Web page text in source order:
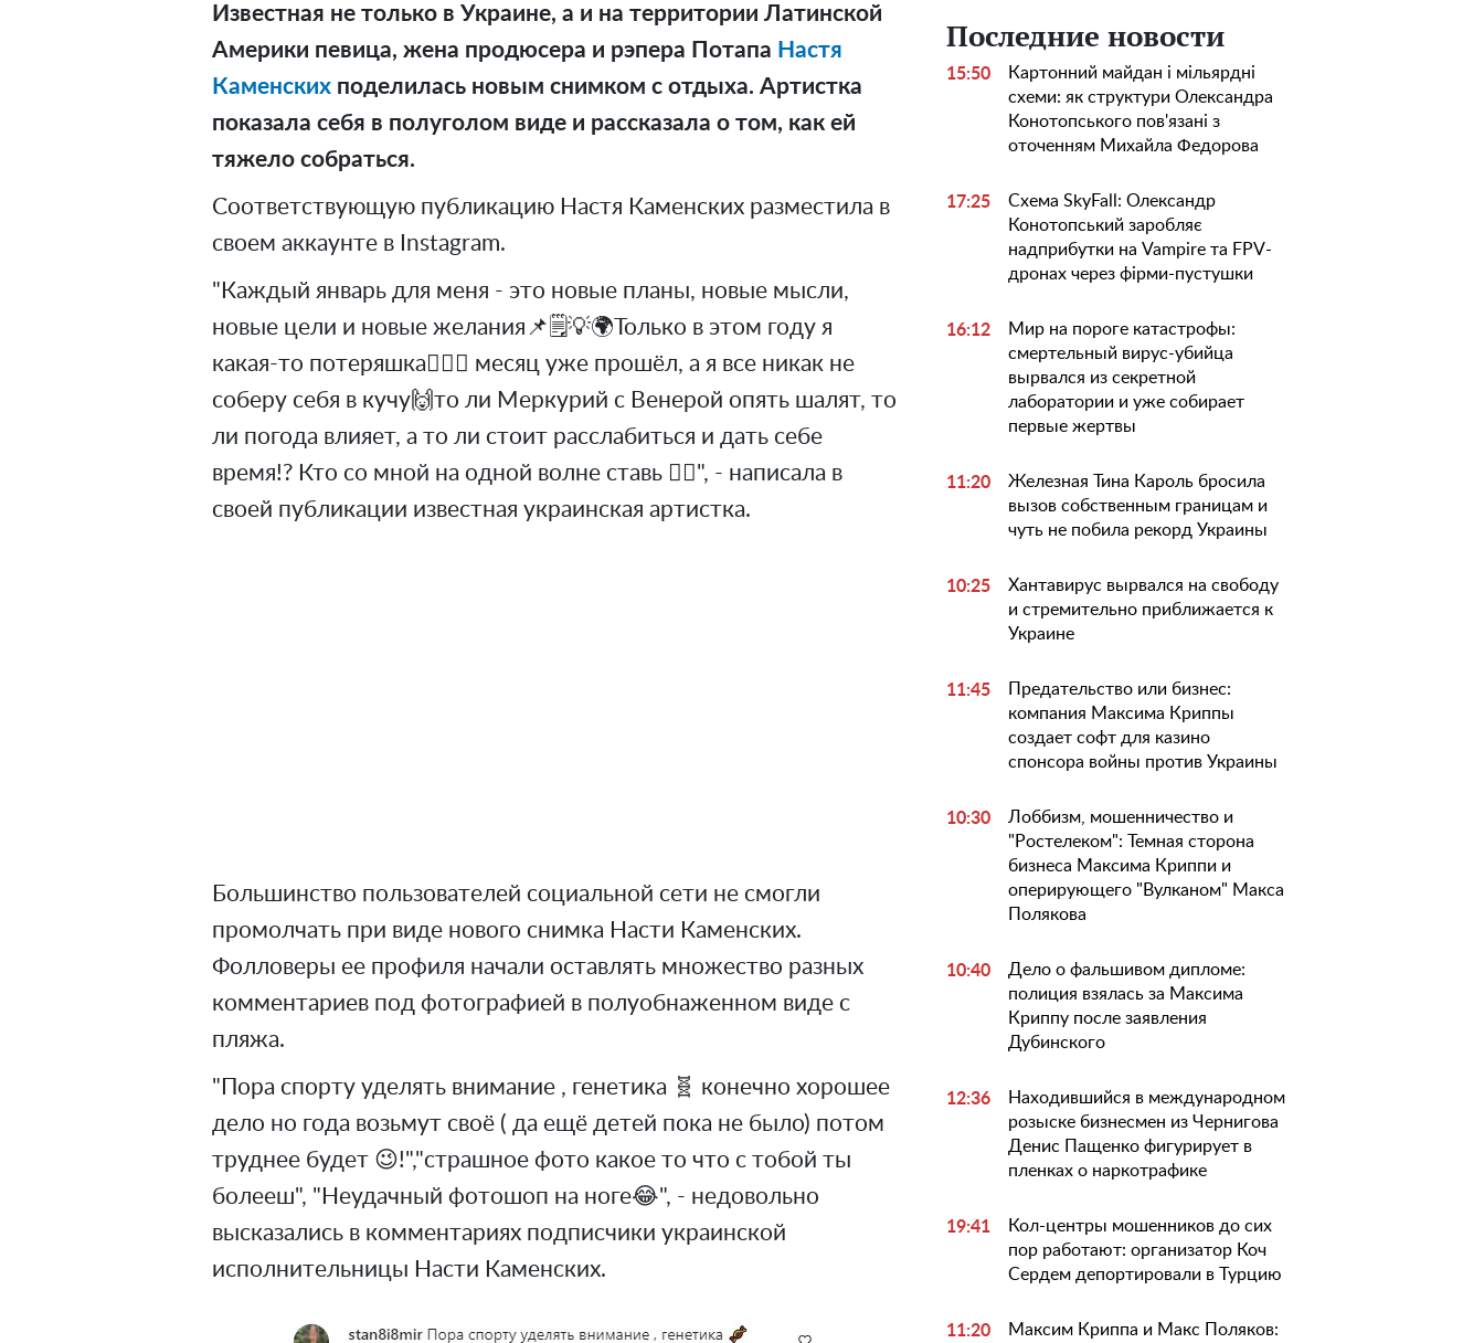
Известная не только в Украине, а и на территории Латинской
Америки певица, жена продюсера и рэпера Потапа Настя
Каменских поделилась новым снимком с отдыха. Артистка
показала себя в полуголом виде и рассказала о том, как ей
тяжело собраться.
Соответствующую публикацию Настя Каменских разместила в
своем аккаунте в Instagram.
"Каждый январь для меня - это новые планы, новые мысли,
новые цели и новые желания📌🗒💡🌍Только в этом году я
какая-то потеряшка🤦🏻‍♀️ месяц уже прошёл, а я все никак не
соберу себя в кучу🙌то ли Меркурий с Венерой опять шалят, то
ли погода влияет, а то ли стоит расслабиться и дать себе
время!? Кто со мной на одной волне ставь ✊🏻", - написала в
своей публикации известная украинская артистка.
Большинство пользователей социальной сети не смогли
промолчать при виде нового снимка Насти Каменских.
Фолловеры ее профиля начали оставлять множество разных
комментариев под фотографией в полуобнаженном виде с
пляжа.
"Пора спорту уделять внимание , генетика 🧬 конечно хорошее
дело но года возьмут своё ( да ещё детей пока не было) потом
труднее будет 😉!","страшное фото какое то что с тобой ты
болееш", "Неудачный фотошоп на ноге😂", - недовольно
высказались в комментариях подписчики украинской
исполнительницы Насти Каменских.
Последние новости
15:50
Картонний майдан і мільярдні
схеми: як структури Олександра
Конотопського пов'язані з
оточенням Михайла Федорова
17:25
Схема SkyFall: Олександр
Конотопський заробляє
надприбутки на Vampire та FPV-
дронах через фірми-пустушки
16:12
Мир на пороге катастрофы:
смертельный вирус-убийца
вырвался из секретной
лаборатории и уже собирает
первые жертвы
11:20
Железная Тина Кароль бросила
вызов собственным границам и
чуть не побила рекорд Украины
10:25
Хантавирус вырвался на свободу
и стремительно приближается к
Украине
11:45
Предательство или бизнес:
компания Максима Криппы
создает софт для казино
спонсора войны против Украины
10:30
Лоббизм, мошенничество и
"Ростелеком": Темная сторона
бизнеса Максима Криппи и
оперирующего "Вулканом" Макса
Полякова
10:40
Дело о фальшивом дипломе:
полиция взялась за Максима
Криппу после заявления
Дубинского
12:36
Находившийся в международном
розыске бизнесмен из Чернигова
Денис Пащенко фигурирует в
пленках о наркотрафике
19:41
Кол-центры мошенников до сих
пор работают: организатор Коч
Сердем депортировали в Турцию
11:20
Максим Криппа и Макс Поляков: